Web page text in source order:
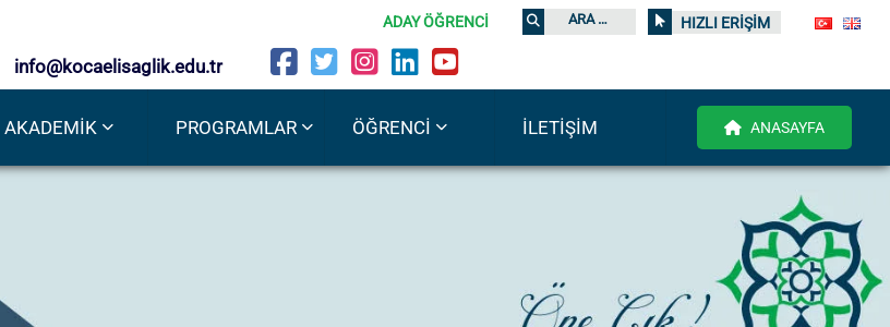
HIZLI ERİŞİM
ADAY ÖĞRENCİ
info@kocaelisaglik.edu.tr
AKADEMIK PROGRAMLAR ÖĞRENCI İLETIŞIM ANASAYFA